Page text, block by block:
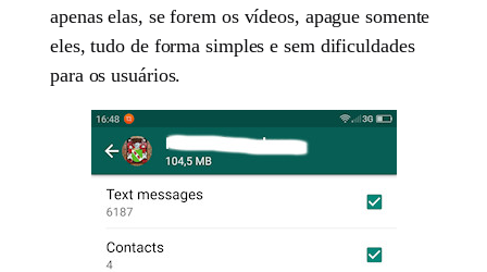
apenas elas, se forem os vídeos, apague somente
eles, tudo de forma simples e sem dificuldades
para os usuários.